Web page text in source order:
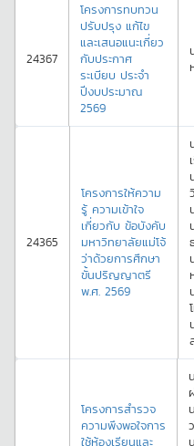
24367
โครงการทบทวน
ปรับปรุง แก้ไข
และเสนอแนะเกี่ยว
กับประกาศ
ระเบียบ ประจำ
ปีงบประมาณ
2569
24365
โครงการให้ความ
รู้ ความเข้าใจ
เกี่ยวกับ ข้อบังคับ
มหาวิทยาลัยแม่โจ้
ว่าด้วยการศึกษา
ขั้นปริญญาตรี
พ.ศ. 2569
โครงการสำรวจ
ความพึงพอใจการ
ใช้ห้องเรียนและ